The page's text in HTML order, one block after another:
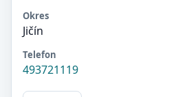
Okres
Jičín
Telefon
493721119